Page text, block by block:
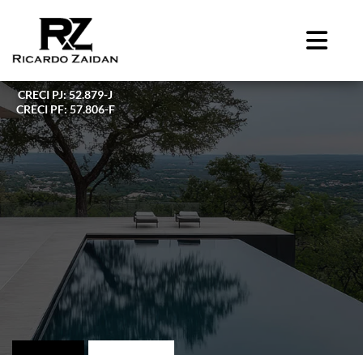
CRECI PJ: 52.879-J
CRECI PF: 57.806-F